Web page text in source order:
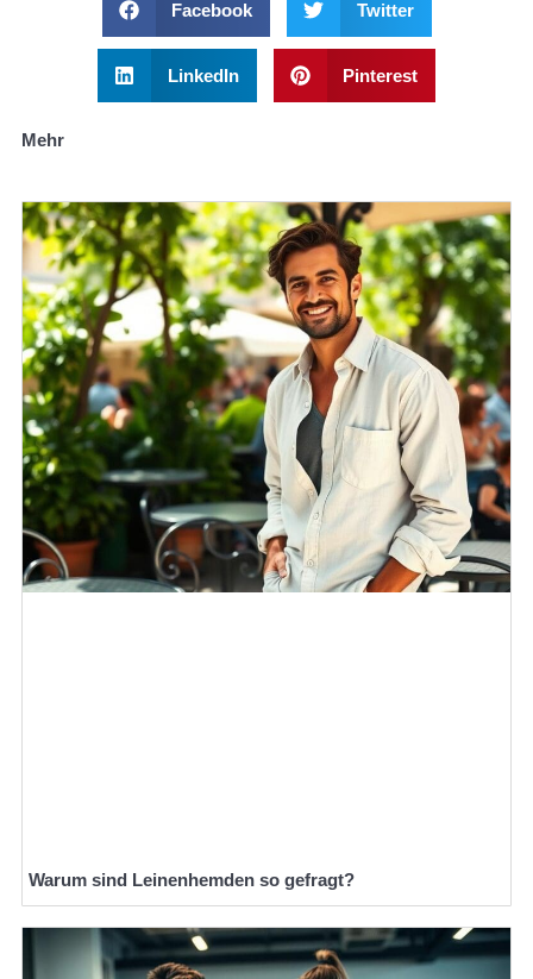
Facebook Twitter
LinkedIn Pinterest
Mehr
Warum sind Leinenhemden so gefragt?